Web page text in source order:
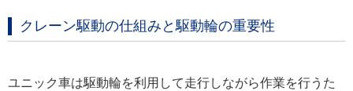
クレーン駆動の仕組みと駆動輪の重要性
ユニック車は駆動輪を利用して走行しながら作業を行うた